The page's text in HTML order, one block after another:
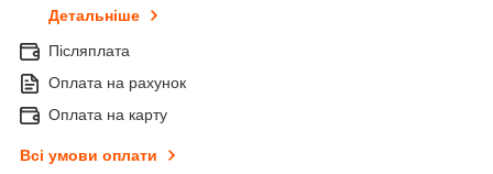
Детальніше
Післяплата
Оплата на рахунок
Оплата на карту
Всі умови оплати